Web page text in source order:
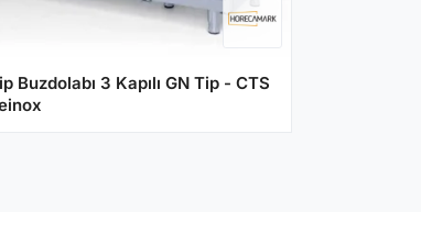
Buzdolabı 3 Kapılı GN Tip - CTS